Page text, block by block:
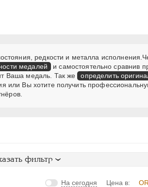
редкости и металла
медалей и самостоятельно сравнив
Ваша медаль. Так же определить
или Вы хотите получить
фильтр
На сегодня Цена в: